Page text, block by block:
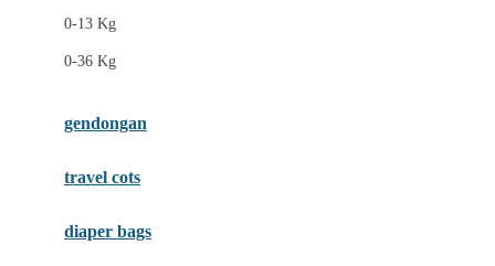
Felt So Sweet
Fisher Price
Gb
0-13 Kg
0-36 Kg
gendongan
travel cots
diaper bags